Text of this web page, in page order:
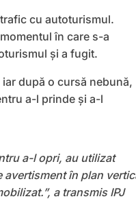
cu autoturismul.
în care s-a
și a fugit.
după o cursă nebună,
a-l prinde şi a-l
a-l opri, au utilizat
în plan
a transmis IPJ